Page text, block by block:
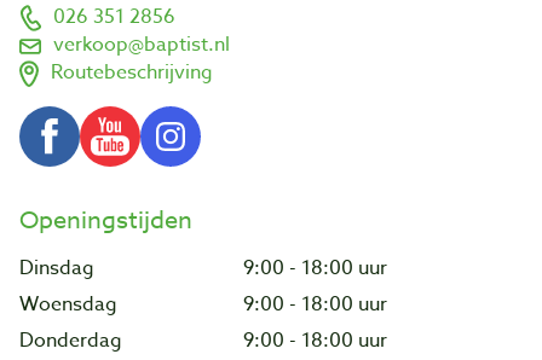
026 351 2856
verkoop@baptist.nl
Routebeschrijving
Openingstijden
Dinsdag
9:00 - 18:00 uur
Woensdag
9:00 - 18:00 uur
Donderdag
9:00 - 18:00 uur